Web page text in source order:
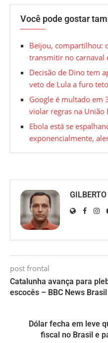
Você pode gostar
Beijou, compartilhou:
transmitir no carnaval
Decisão de Dino tem
veto de Lula a furo
Google é multado em
violar regras na União
Ebola está se
exponencialmente,
post frontal
Catalunha avança para
escocês – BBC News Brasil
Dólar fecha em leve
fiscal no Brasil e